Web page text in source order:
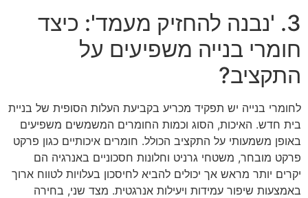
3. 'נבנה להחזיק מעמד': כיצד
חומרי בנייה משפיעים על
התקציב?
לחומרי בנייה יש תפקיד מכריע בקביעת העלות הסופית של בניית
בית חדש. האיכות, הסוג וכמות החומרים המשמשים משפיעים
באופן משמעותי על התקציב הכולל. חומרים איכותיים כגון פרקט
פרקט מובחר, משטחי גרניט וחלונות חסכוניים באנרגיה הם
יקרים יותר מראש אך יכולים להביא לחיסכון בעלויות לטווח ארוך
באמצעות שיפור עמידות ויעילות אנרגטית. מצד שני, בחירה